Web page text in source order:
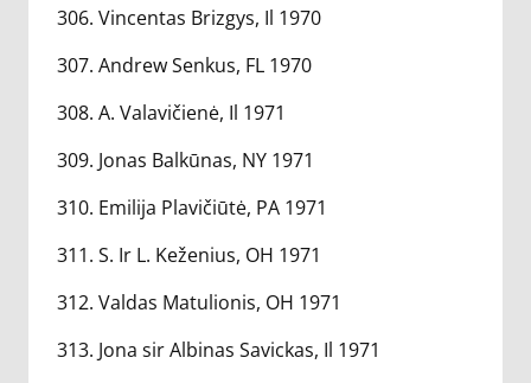
306. Vincentas Brizgys, Il 1970
307. Andrew Senkus, FL 1970
308. A. Valavičienė, Il 1971
309. Jonas Balkūnas, NY 1971
310. Emilija Plavičiūtė, PA 1971
311. S. Ir L. Keženius, OH 1971
312. Valdas Matulionis, OH 1971
313. Jona sir Albinas Savickas, Il 1971